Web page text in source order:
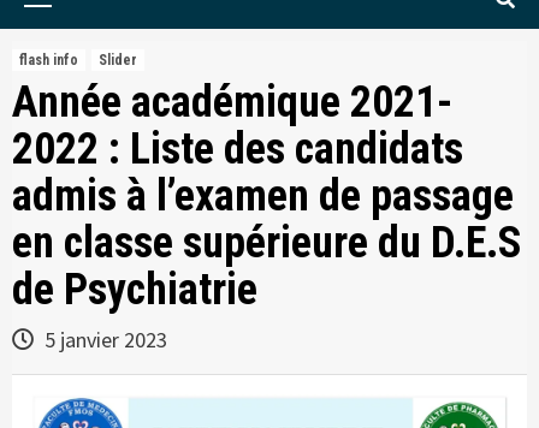
flash info Slider
Année académique 2021-
2022 : Liste des candidats
admis à l’examen de passage
en classe supérieure du D.E.S
de Psychiatrie
5 janvier 2023